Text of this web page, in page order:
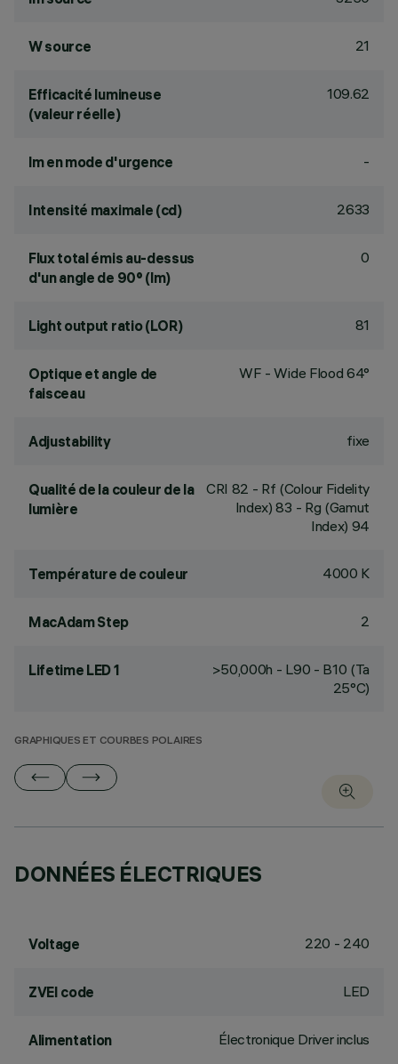
W source 21
Efficacité lumineuse
(valeur réelle)
109.62
lm en mode d'urgence -
Intensité maximale (cd) 2633
Flux total émis au-dessus
d'un angle de 90° (lm)
0
Light output ratio (LOR) 81
Optique et angle de
faisceau
WF - Wide Flood 64°
Adjustability fixe
Qualité de la couleur de la
lumière
CRI 82 - Rf (Colour Fidelity
Index) 83 - Rg (Gamut
Index) 94
Température de couleur 4000 K
MacAdam Step 2
Lifetime LED 1
>50,000h - L90 - B10 (Ta
25°C)
GRAPHIQUES ET COURBES POLAIRES
DONNÉES ÉLECTRIQUES
Voltage 220 - 240
ZVEI code LED
Alimentation Électronique Driver inclus